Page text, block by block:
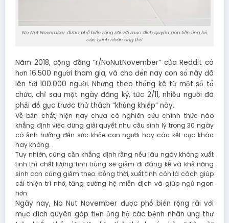
No Nut November được phổ biến rộng rãi với mục đích quyên góp tiền ủng hộ
các bệnh nhân ung thư
Năm 2018, cộng đồng “r/NoNutNovember” của Reddit có
hơn 16.500 người tham gia, và cho đến nay con số này đã
lên tới 100.000 người. Nhưng theo thống kê từ một số tổ
chức, chỉ sau một ngày đăng ký, tức 2/11, nhiều người đã
phải đổ gục trước thử thách “khủng khiếp” này.
Về bản chất, hiện nay chưa có nghiên cứu chính thức nào
khẳng định việc dừng giải quyết nhu cầu sinh lý trong 30 ngày
có ảnh hưởng đến sức khỏe con người hay các kết cục khác
hay không.
Tuy nhiên, cũng cần khẳng định rằng nếu lâu ngày không xuất
tinh thì chất lượng tinh trùng sẽ giảm đi đáng kể và khả năng
sinh con cũng giảm theo. Đồng thời, xuất tinh còn là cách giúp
cải thiện trí nhớ, tăng cường hệ miễn dịch và giúp ngủ ngon
hơn.
Ngày nay, No Nut November được phổ biến rộng rãi với
mục đích quyên góp tiền ủng hộ các bệnh nhân ung thư